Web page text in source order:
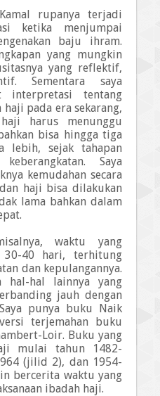
rupanya terjadi
ketika menjumpai
baju ihram.
yang mungkin
yang reflektif,
Sementara saya
interpretasi tentang
pada era sekarang,
harus menunggu
bisa hingga tiga
lebih, sejak tahapan
Saya
kemudahan secara
haji bisa dilakukan
lama bahkan dalam
waktu yang
40 hari, terhitung
dan kepulangannya.
hal lainnya yang
jauh dengan
punya buku Naik
terjemahan buku
Loir. Buku yang
mulai tahun 1482-
(jilid 2), dan 1954-
bercerita waktu yang
ibadah haji.